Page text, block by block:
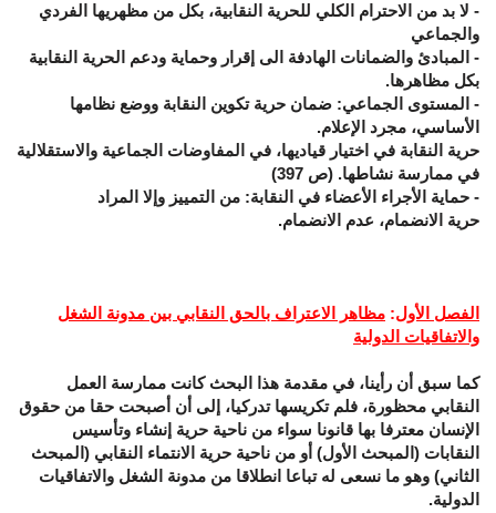
- لا بد من الاحترام الكلي للحرية النقابية، بكل من مظهريها الفردي
والجماعي
- المبادئ والضمانات الهادفة الى إقرار وحماية ودعم الحرية النقابية
بكل مظاهرها.
- المستوى الجماعي: ضمان حرية تكوين النقابة ووضع نظامها
الأساسي، مجرد الإعلام.
حرية النقابة في اختيار قياديها، في المفاوضات الجماعية والاستقلالية
في ممارسة نشاطها. (ص 397)
- حماية الأجراء الأعضاء في النقابة: من التمييز وإلا المراد
حرية الانضمام، عدم الانضمام.
الفصل الأول: مظاهر الاعتراف بالحق النقابي بين مدونة الشغل
والاتفاقيات الدولية
كما سبق أن رأينا، في مقدمة هذا البحث كانت ممارسة العمل
النقابي محظورة، فلم تكريسها تدركيا، إلى أن أصبحت حقا من حقوق
الإنسان معترفا بها قانونا سواء من ناحية حرية إنشاء وتأسيس
النقابات (المبحث الأول) أو من ناحية حرية الانتماء النقابي (المبحث
الثاني) وهو ما نسعى له تباعا انطلاقا من مدونة الشغل والاتفاقيات
الدولية.